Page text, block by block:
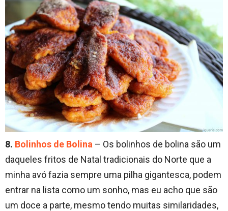
8. Bolinhos de Bolina – Os bolinhos de bolina são um
daqueles fritos de Natal tradicionais do Norte que a
minha avó fazia sempre uma pilha gigantesca, podem
entrar na lista como um sonho, mas eu acho que são
um doce a parte, mesmo tendo muitas similaridades,